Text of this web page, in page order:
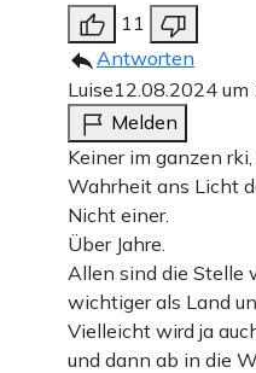
11
Antworten
Luise12.08.2024
Melden
Keiner im ganzen
Wahrheit ans Licht
Nicht einer.
Über Jahre.
Allen sind die Stelle
wichtiger als Land
Vielleicht wird ja
und dann ab in die